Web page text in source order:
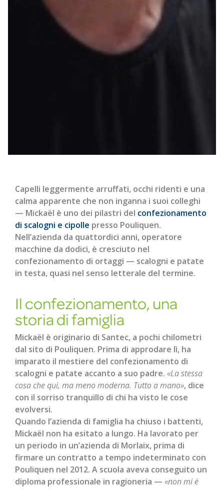
Capelli leggermente arruffati, occhi ridenti e una
calma apparente che non inganna i suoi colleghi
— Mickaël è uno dei pilastri del confezionamento
di scalogni e cipolle presso Pouliquen.
Nell’azienda da quattordici anni, operatore
macchine da dodici, è cresciuto nel
confezionamento di ortaggi — scalogni e patate
in testa, quasi nel senso letterale del termine.
Il confezionamento, una
storia di famiglia
Mickaël è originario di Santec, a pochi chilometri
dal sito di Pouliquen. Prima di approdare lì, ha
imparato il mestiere del confezionamento di
scalogni e patate accanto a suo padre. «La stessa
cosa che qui, ma meno moderna. Tutto a mano», dice
con il sorriso tranquillo di chi ha visto le cose
evolversi.
Quando l’azienda di famiglia ha chiuso i battenti,
Mickaël non ha esitato a lungo. Ha lavorato per
un periodo in un’azienda di Morlaix, prima di
firmare un contratto a tempo indeterminato con
Pouliquen nel 2012. A scuola aveva conseguito un
diploma professionale in ragioneria — «non mi è